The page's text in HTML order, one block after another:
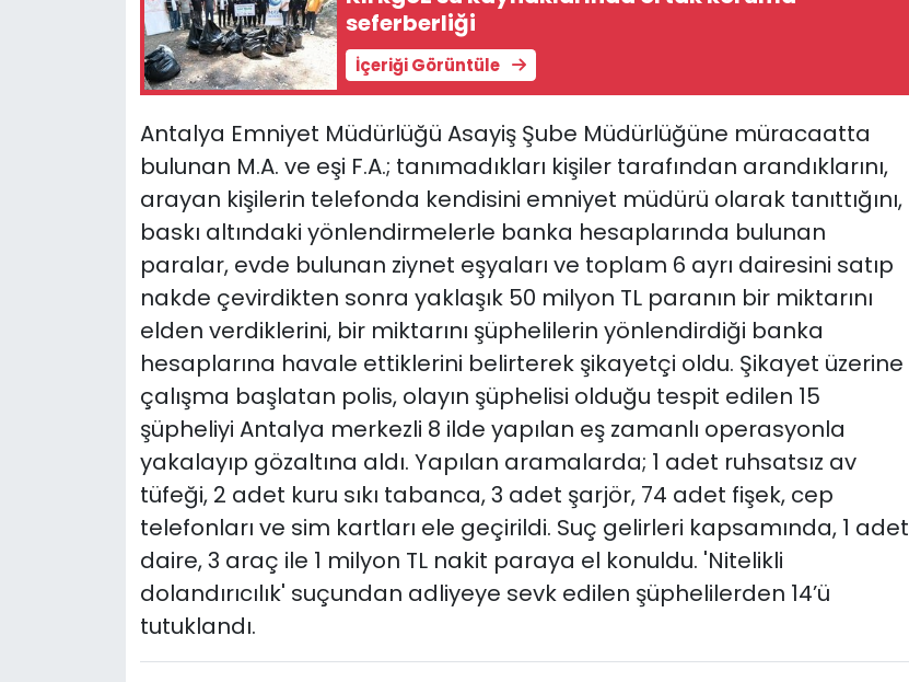
seferberliği
İçeriği Görüntüle
Antalya Emniyet Müdürlüğü Asayiş Şube Müdürlüğüne müracaatta
bulunan M.A. ve eşi F.A.; tanımadıkları kişiler tarafından arandıklarını,
arayan kişilerin telefonda kendisini emniyet müdürü olarak tanıttığını,
baskı altındaki yönlendirmelerle banka hesaplarında bulunan
paralar, evde bulunan ziynet eşyaları ve toplam 6 ayrı dairesini satıp
nakde çevirdikten sonra yaklaşık 50 milyon TL paranın bir miktarını
elden verdiklerini, bir miktarını şüphelilerin yönlendirdiği banka
hesaplarına havale ettiklerini belirterek şikayetçi oldu. Şikayet üzerine
çalışma başlatan polis, olayın şüphelisi olduğu tespit edilen 15
şüpheliyi Antalya merkezli 8 ilde yapılan eş zamanlı operasyonla
yakalayıp gözaltına aldı. Yapılan aramalarda; 1 adet ruhsatsız av
tüfeği, 2 adet kuru sıkı tabanca, 3 adet şarjör, 74 adet fişek, cep
telefonları ve sim kartları ele geçirildi. Suç gelirleri kapsamında, 1 adet
daire, 3 araç ile 1 milyon TL nakit paraya el konuldu. 'Nitelikli
dolandırıcılık' suçundan adliyeye sevk edilen şüphelilerden 14’ü
tutuklandı.